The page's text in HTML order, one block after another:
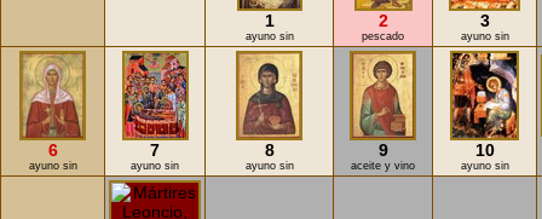
1
ayuno sin
2
pescado
3
ayuno sin
6
ayuno sin
7
ayuno sin
8
ayuno sin
9
aceite y vino
10
ayuno sin